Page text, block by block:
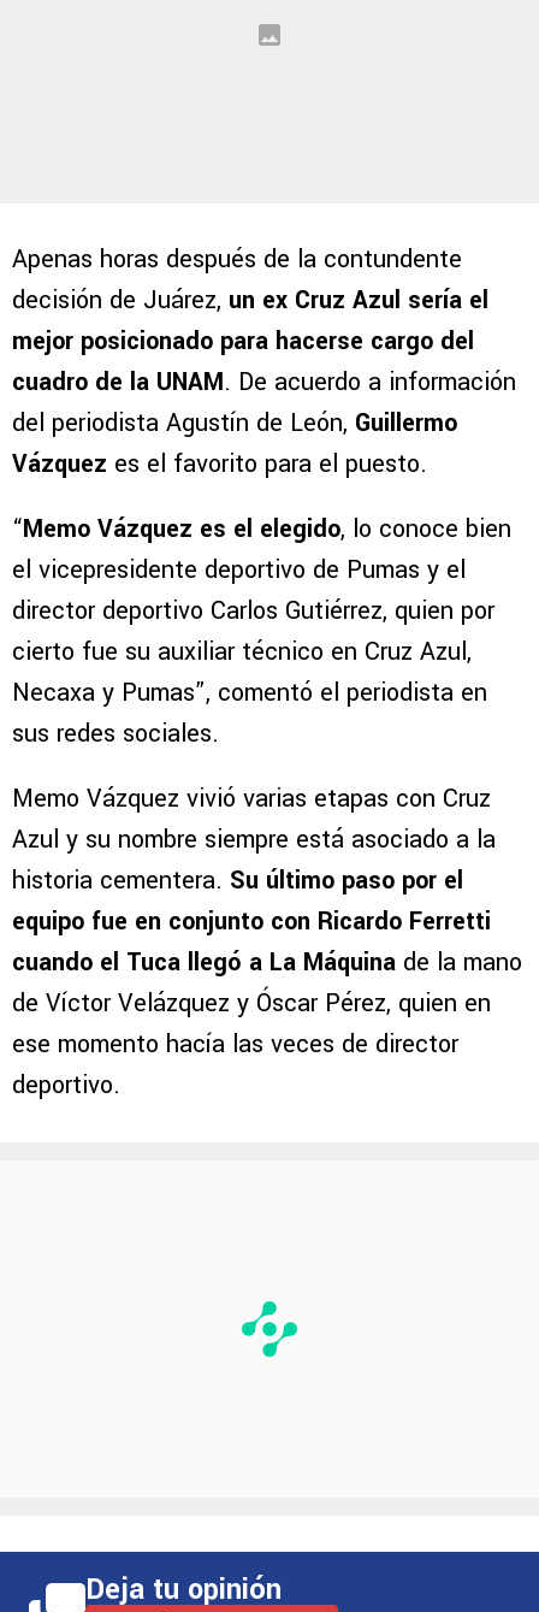
Apenas horas después de la contundente
decisión de Juárez, un ex Cruz Azul sería el
mejor posicionado para hacerse cargo del
cuadro de la UNAM. De acuerdo a información
del periodista Agustín de León, Guillermo
Vázquez es el favorito para el puesto.
“Memo Vázquez es el elegido, lo conoce bien
el vicepresidente deportivo de Pumas y el
director deportivo Carlos Gutiérrez, quien por
cierto fue su auxiliar técnico en Cruz Azul,
Necaxa y Pumas”, comentó el periodista en
sus redes sociales.
Memo Vázquez vivió varias etapas con Cruz
Azul y su nombre siempre está asociado a la
historia cementera. Su último paso por el
equipo fue en conjunto con Ricardo Ferretti
cuando el Tuca llegó a La Máquina de la mano
de Víctor Velázquez y Óscar Pérez, quien en
ese momento hacía las veces de director
deportivo.
Deja tu opinión